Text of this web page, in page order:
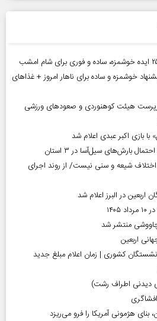
چی درست کنم؟ | ۲۰ پیشنهاد خوشمزه و ساده برای ناهار امروز + غذاهای
هیئت کوهنوردی و صعودهای ورزشی
بازی اکبر عبدی اعلام شد
شیعه و سنی نیست/ از روند اجرای
اربعین در البرز اعلام شد
منتشر شد
اربعین
کشوری | زمان اعلام مبلغ جدید
دیدنی اطراف رشت)
هژمونی آمریکا را فرو می‌ریزد